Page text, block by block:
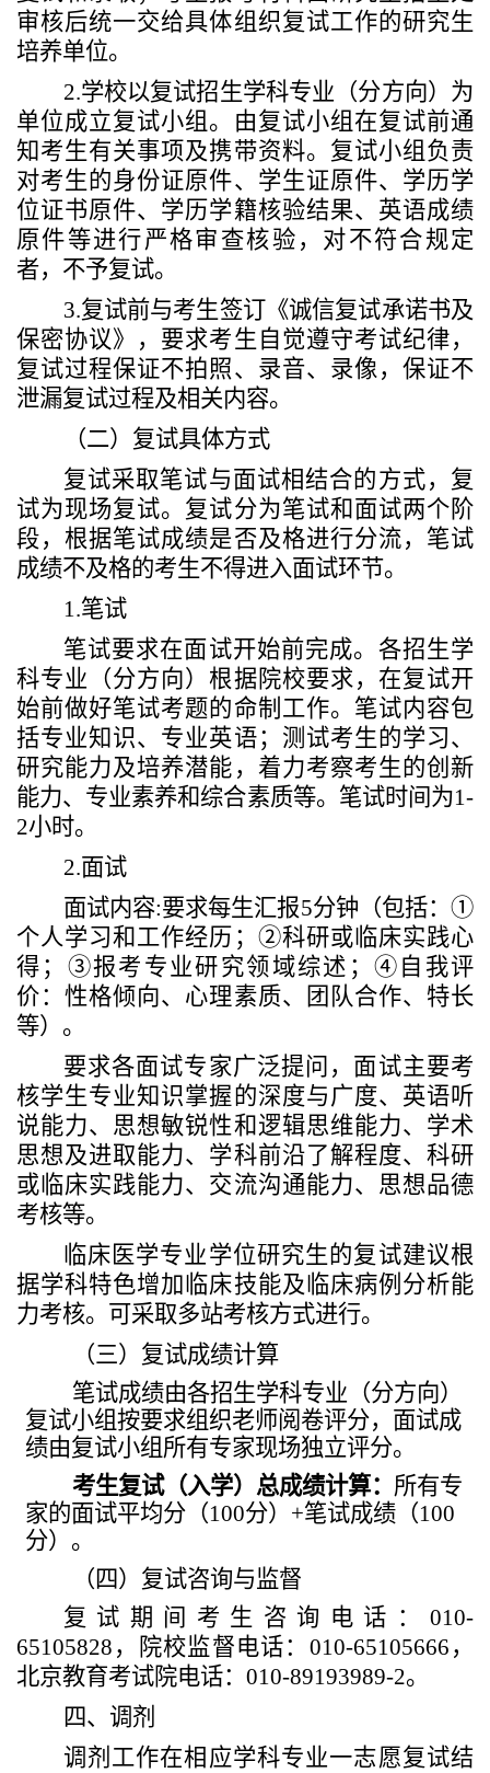
审核后统一交给具体组织复试工作的研究生
培养单位。
2.学校以复试招生学科专业（分方向）为
单位成立复试小组。由复试小组在复试前通
知考生有关事项及携带资料。复试小组 负责
对考生的身份证原件、学生证原件、学历学
位证书原件、学历学籍核验结果、 英语成绩
原件等进行严格审查核验，对不符合规定
者，不予复试。
3.复试前与考生签订《诚信复试承诺书及
保密协议》， 要求考生 自觉遵守考试纪律，
复试过程保证不拍照、录音、录像，保证不
泄漏复试过程及相关内容。
（二）复试具体方式
复试采取笔试与面试相结合的方式，复
试为现场复试。复试分为笔试和面试两个阶
段，根据笔试成绩是否及格进行分流，笔试
成绩不及格的考生不得进入面试环节。
1.笔试
笔试要求在面试开始前完成。各招生学
科专业 （分方向）根据 院校要求，在复试开
始前做好笔试考题的命制工作。笔试内容包
括专业知识、专业英语；测试考生的学习、
研究能力及培养潜能，着力考察考生的创新
能力、专业素养和综合素质等。笔试时间为1-
2小时。
2.面试
面试内容:要求每生汇报5分钟（包括：①
个人学习和工作经历； ②科研或临床实践心
得；
③报考专业研究领域综述； ④ 自我评
价：性格倾向、心理素质、团队合作、特长
等）。
要求各面试专家广泛提问，面试主要考
核学生专业知识掌握的深度与广度、英语听
说能力、思想敏锐性和逻辑思维能力、学术
思想及进取能力、学科前沿了解程度、科研
或临床实践能力、交流沟通能力、思想品德
考核等。
临床医学专业学位研究生的复试建议根
据学科特色增加临床技能及临床病例分析能
力考核。可采取多站考核方式进行。
（三）复试成绩计算
笔试成绩由各招生学科专业 （分方向）
复试小组按要求组织老师阅卷评分， 面试成
绩由复试小组所有专家现场独立评分。
考生复试（入学） 总成绩计算： 所有专
家的面试平均分（100分） +笔试成绩（100
分）。
（四）复试咨询与监督
复试期间 考生咨询电话：010-
65105828 ， 院校监督电话： 010-65105666 ，
北京教育考试院电话： 010-89193989-2。
四、调剂
调剂工作在相应学科专业一志愿复试结